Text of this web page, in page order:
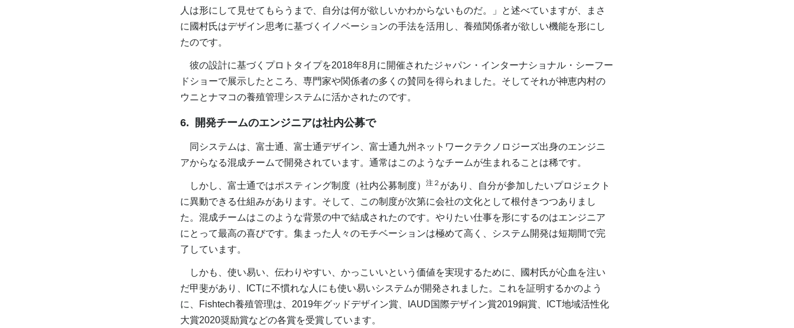
人は形にして見せてもらうまで、自分は何が欲しいかわからないものだ。」と述べていますが、まさ
に國村氏はデザイン思考に基づくイノベーションの手法を活用し、養殖関係者が欲しい機能を形にし
たのです。
彼の設計に基づくプロトタイプを2018年8月に開催されたジャパン・インターナショナル・シーフー
ドショーで展示したところ、専門家や関係者の多くの賛同を得られました。そしてそれが神恵内村の
ウニとナマコの養殖管理システムに活かされたのです。
6. 開発チームのエンジニアは社内公募で
同システムは、富士通、富士通デザイン、富士通九州ネットワークテクノロジーズ出身のエンジニ
アからなる混成チームで開発されています。通常はこのようなチームが生まれることは稀です。
しかし、富士通ではポスティング制度（社内公募制度） 注２ があり、自分が参加したいプロジェクト
に異動できる仕組みがあります。そして、この制度が次第に会社の文化として根付きつつありまし
た。混成チームはこのような背景の中で結成されたのです。やりたい仕事を形にするのはエンジニア
にとって最高の喜びです。集まった人々のモチベーションは極めて高く、システム開発は短期間で完
了しています。
しかも、使い易い、伝わりやすい、かっこいいという価値を実現するために、國村氏が心血を注い
だ甲斐があり、ICTに不慣れな人にも使い易いシステムが開発されました。これを証明するかのよう
に、Fishtech養殖管理は、2019年グッドデザイン賞、IAUD国際デザイン賞2019銅賞、ICT地域活性化
大賞2020奨励賞などの各賞を受賞しています。